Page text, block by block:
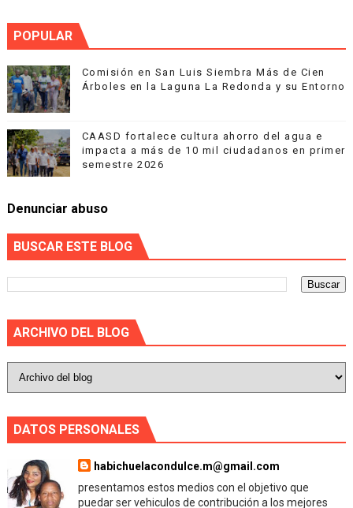
POPULAR
Comisión en San Luis Siembra Más de Cien
Árboles en la Laguna La Redonda y su Entorno
CAASD fortalece cultura ahorro del agua e
impacta a más de 10 mil ciudadanos en primer
semestre 2026
Denunciar abuso
BUSCAR ESTE BLOG
ARCHIVO DEL BLOG
DATOS PERSONALES
habichuelacondulce.m@gmail.com
presentamos estos medios con el objetivo que
puedar ser vehiculos de contribución a los mejores